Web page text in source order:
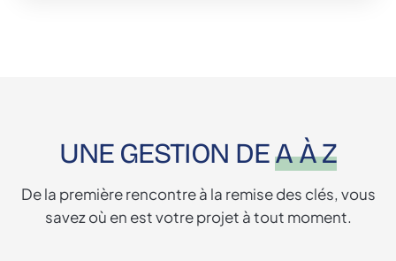
UNE GESTION DEA À Z
De la première rencontre à la remise des clés, vous
savez où en est votre projet à tout moment.